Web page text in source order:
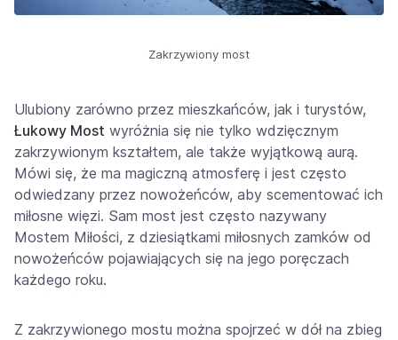
Zakrzywiony most
Ulubiony zarówno przez mieszkańców, jak i turystów,
Łukowy Most wyróżnia się nie tylko wdzięcznym
zakrzywionym kształtem, ale także wyjątkową aurą.
Mówi się, że ma magiczną atmosferę i jest często
odwiedzany przez nowożeńców, aby scementować ich
miłosne więzi. Sam most jest często nazywany
Mostem Miłości, z dziesiątkami miłosnych zamków od
nowożeńców pojawiających się na jego poręczach
każdego roku.
Z zakrzywionego mostu można spojrzeć w dół na zbieg